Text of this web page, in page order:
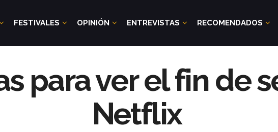
FESTIVALES OPINIÓN ENTREVISTAS RECOMENDADOS
para ver el fin de
Netflix